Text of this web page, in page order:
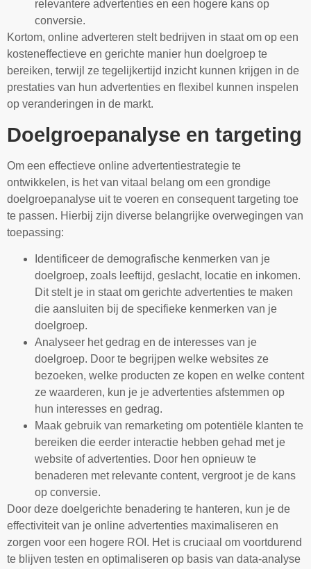
relevantere advertenties en een hogere kans op
conversie.
Kortom, online adverteren stelt bedrijven in staat om op een
kosteneffectieve en gerichte manier hun doelgroep te
bereiken, terwijl ze tegelijkertijd inzicht kunnen krijgen in de
prestaties van hun advertenties en flexibel kunnen inspelen
op veranderingen in de markt.
Doelgroepanalyse en targeting
Om een effectieve online advertentiestrategie te
ontwikkelen, is het van vitaal belang om een grondige
doelgroepanalyse uit te voeren en consequent targeting toe
te passen. Hierbij zijn diverse belangrijke overwegingen van
toepassing:
Identificeer de demografische kenmerken van je
doelgroep, zoals leeftijd, geslacht, locatie en inkomen.
Dit stelt je in staat om gerichte advertenties te maken
die aansluiten bij de specifieke kenmerken van je
doelgroep.
Analyseer het gedrag en de interesses van je
doelgroep. Door te begrijpen welke websites ze
bezoeken, welke producten ze kopen en welke content
ze waarderen, kun je je advertenties afstemmen op
hun interesses en gedrag.
Maak gebruik van remarketing om potentiële klanten te
bereiken die eerder interactie hebben gehad met je
website of advertenties. Door hen opnieuw te
benaderen met relevante content, vergroot je de kans
op conversie.
Door deze doelgerichte benadering te hanteren, kun je de
effectiviteit van je online advertenties maximaliseren en
zorgen voor een hogere ROI. Het is cruciaal om voortdurend
te blijven testen en optimaliseren op basis van data-analyse